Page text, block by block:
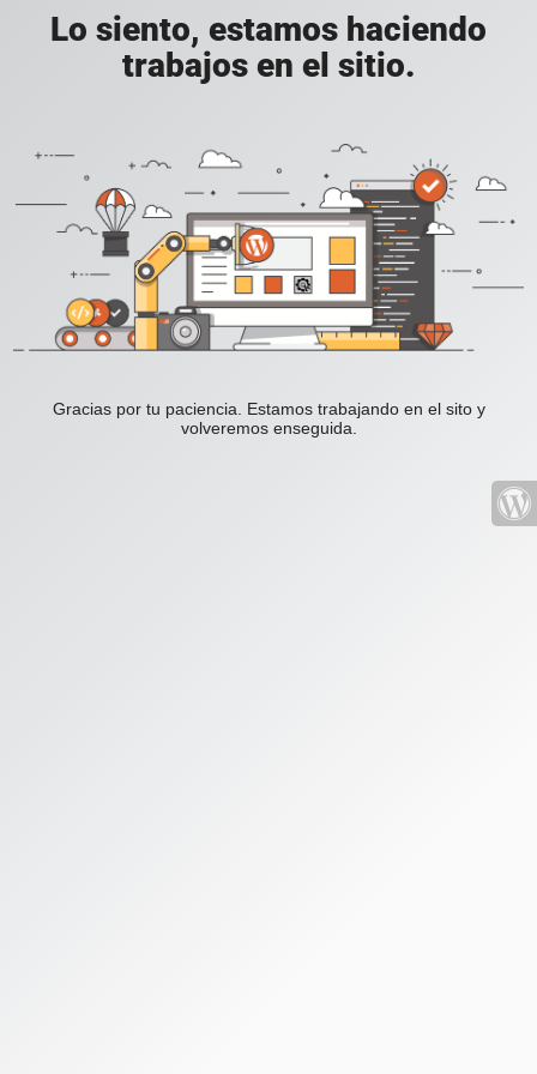
Lo siento, estamos haciendo
trabajos en el sitio.
Gracias por tu paciencia. Estamos trabajando en el sito y
volveremos enseguida.